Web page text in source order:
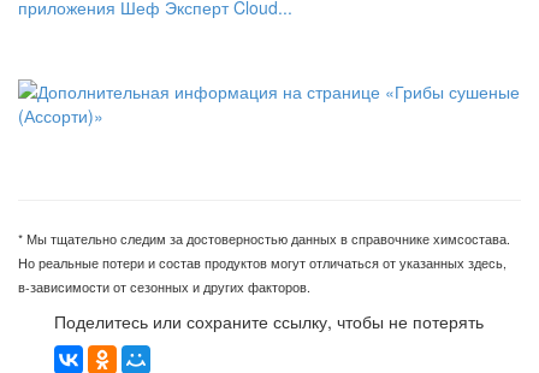
приложения Шеф Эксперт Cloud...
* Мы тщательно следим за достоверностью данных в справочнике химсостава.
Но реальные потери и состав продуктов могут отличаться от указанных здесь,
в-зависимости от сезонных и других факторов.
Поделитесь или сохраните ссылку, чтобы не потерять